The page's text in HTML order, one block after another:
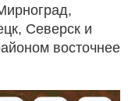
Северск и
восточнее